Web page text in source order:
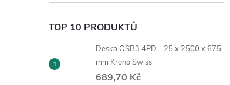
TOP 10 PRODUKTŮ
Deska OSB3 4PD - 25 x 2500 x 675
mm Krono Swiss
689,70 Kč